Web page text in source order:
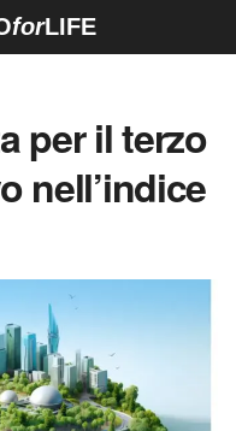
forLIFE
per il terzo
nell’indice